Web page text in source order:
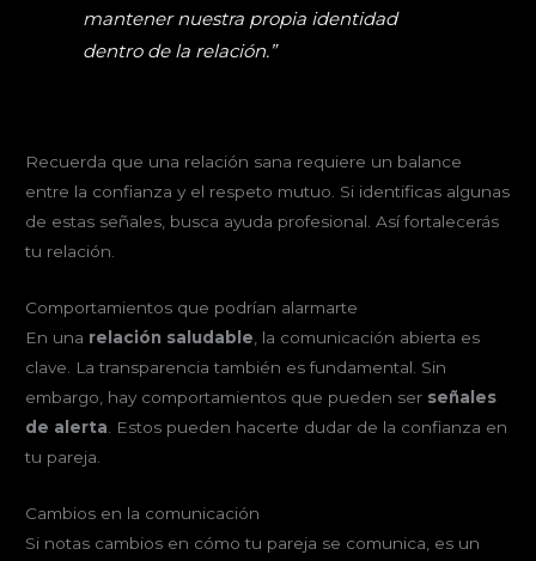
mantener nuestra propia identidad
dentro de la relación.”
Recuerda que una relación sana requiere un balance
entre la confianza y el respeto mutuo. Si identificas algunas
de estas señales, busca ayuda profesional. Así fortalecerás
tu relación.
Comportamientos que podrían alarmarte
En una relación saludable , la comunicación abierta es
clave. La transparencia también es fundamental. Sin
embargo, hay comportamientos que pueden ser señales
de alerta . Estos pueden hacerte dudar de la confianza en
tu pareja.
Cambios en la comunicación
Si notas cambios en cómo tu pareja se comunica, es un